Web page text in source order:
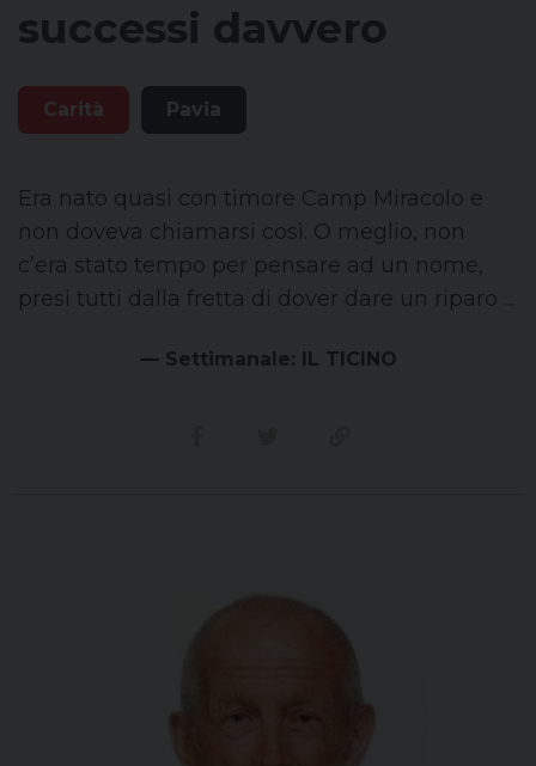
successi davvero
Carità Pavia
Era nato quasi con timore Camp Miracolo e
non doveva chiamarsi così. O meglio, non
c’era stato tempo per pensare ad un nome,
presi tutti dalla fretta di dover dare un riparo ...
— Settimanale: IL TICINO